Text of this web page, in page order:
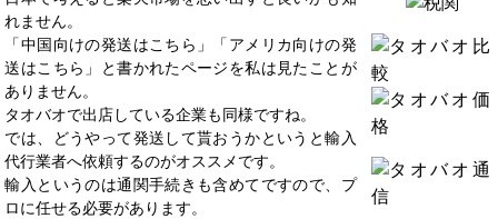
れません。
「中国向けの発送はこちら」「アメリカ向けの発
送はこちら」と書かれたページを私は見たことが
ありません。
タオバオで出店している企業も同様ですね。
では、どうやって発送して貰おうかというと輸入
代行業者へ依頼するのがオススメです。
輸入というのは通関手続きも含めてですので、プ
ロに任せる必要があります。